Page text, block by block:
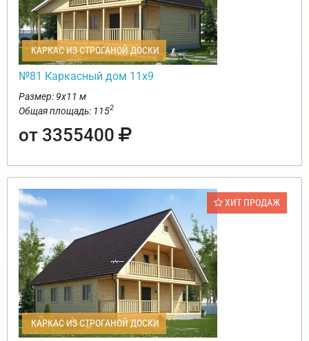
КАРКАС ИЗ СТРОГАНОЙ ДОСКИ
№81 Каркасный дом 11х9
Размер: 9х11 м
Общая площадь: 1152
от 3355400
ХИТ ПРОДАЖ
КАРКАС ИЗ СТРОГАНОЙ ДОСКИ